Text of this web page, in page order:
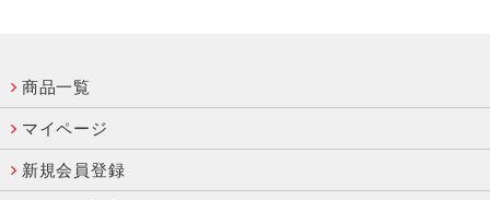
商品一覧
マイページ
新規会員登録